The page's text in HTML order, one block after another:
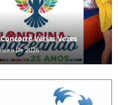
Várias Vezes
De 2026